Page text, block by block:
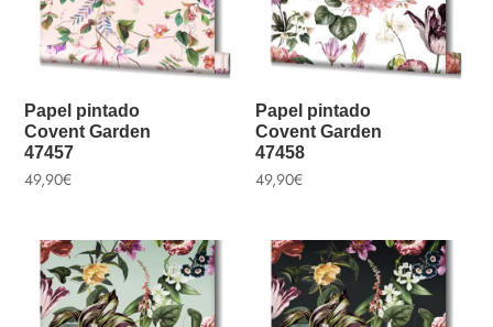
Papel pintado
Covent Garden
47457
49,90€
Papel pintado
Covent Garden
47458
49,90€